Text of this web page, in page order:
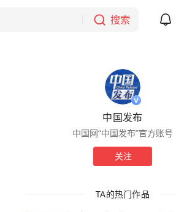
搜索
中国发布
中国网“中国发布”官方账号
关注
TA的热门作品